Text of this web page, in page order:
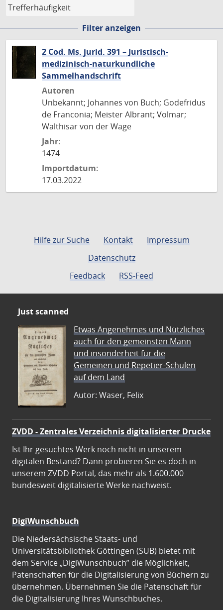
Filter anzeigen
2 Cod. Ms. jurid. 391 – Juristisch-
medizinisch-naturkundliche
Sammelhandschrift
Autoren
Unbekannt; Johannes von Buch; Godefridus
de Franconia; Meister Albrant; Volmar;
Walthisar von der Wage
Jahr:
1474
Importdatum:
17.03.2022
Hilfe zur Suche Kontakt
Impressum
Datenschutz
Feedback
RSS-Feed
Just scanned
Etwas Angenehmes und Nützliches
auch für den gemeinsten Mann
und insonderheit für die
Gemeinen und Repetier-Schulen
auf dem Land
Autor: Waser, Felix
ZVDD - Zentrales Verzeichnis digitalisierter Drucke
Ist Ihr gesuchtes Werk noch nicht in unserem
digitalen Bestand? Dann probieren Sie es doch in
unserem ZVDD Portal, das mehr als 1.600.000
bundesweit digitalisierte Werke nachweist.
DigiWunschbuch
Die Niedersächsische Staats- und
Universitätsbibliothek Göttingen (SUB) bietet mit
dem Service „DigiWunschbuch” die Möglichkeit,
Patenschaften für die Digitalisierung von Büchern zu
übernehmen. Übernehmen Sie die Patenschaft für
die Digitalisierung Ihres Wunschbuches.